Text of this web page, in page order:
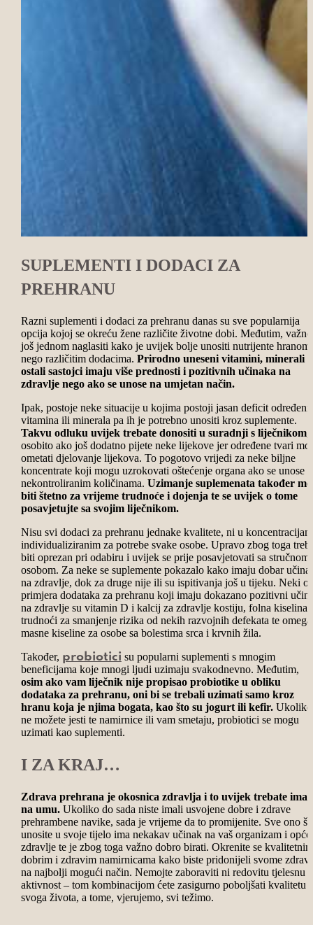
SUPLEMENTI I DODACI ZA
PREHRANU
Razni suplementi i dodaci za prehranu danas su sve popularnija
opcija kojoj se okreću žene različite životne dobi. Međutim,
još jednom naglasiti kako je uvijek bolje unositi nutrijente hranom
nego različitim dodacima. Prirodno uneseni vitamini, minerali i
ostali sastojci imaju više prednosti i pozitivnih učinaka na
zdravlje nego ako se unose na umjetan način.
Ipak, postoje neke situacije u kojima postoji jasan deficit
vitamina ili minerala pa ih je potrebno unositi kroz suplemente.
Takvu odluku uvijek trebate donositi u suradnji s liječnikom,
osobito ako još dodatno pijete neke lijekove jer određene tvari
ometati djelovanje lijekova. To pogotovo vrijedi za neke biljne
koncentrate koji mogu uzrokovati oštećenje organa ako se unose u
nekontroliranim količinama. Uzimanje suplemenata također
biti štetno za vrijeme trudnoće i dojenja te se uvijek o tome
posavjetujte sa svojim liječnikom.
Nisu svi dodaci za prehranu jednake kvalitete, ni u
individualiziranim za potrebe svake osobe. Upravo zbog toga
biti oprezan pri odabiru i uvijek se prije posavjetovati sa stručnom
osobom. Za neke se suplemente pokazalo kako imaju dobar
na zdravlje, dok za druge nije ili su ispitivanja još u tijeku. Neki
primjera dodataka za prehranu koji imaju dokazano pozitivni
na zdravlje su vitamin D i kalcij za zdravlje kostiju, folna kiselina
trudnoći za smanjenje rizika od nekih razvojnih defekata te
masne kiseline za osobe sa bolestima srca i krvnih žila.
Također, probiotici su popularni suplementi s mnogim
beneficijama koje mnogi ljudi uzimaju svakodnevno. Međutim,
osim ako vam liječnik nije propisao probiotike u obliku
dodataka za prehranu, oni bi se trebali uzimati samo kroz
hranu koja je njima bogata, kao što su jogurt ili kefir.Ukoliko
ne možete jesti te namirnice ili vam smetaju, probiotici se mogu
uzimati kao suplementi.
I ZA KRAJ…
Zdrava prehrana je okosnica zdravlja i to uvijek trebate imati
na umu.Ukoliko do sada niste imali usvojene dobre i zdrave
prehrambene navike, sada je vrijeme da to promijenite. Sve ono
unosite u svoje tijelo ima nekakav učinak na vaš organizam i opće
zdravlje te je zbog toga važno dobro birati. Okrenite se
dobrim i zdravim namirnicama kako biste pridonijeli svome
na najbolji mogući način. Nemojte zaboraviti ni redovitu tjelesnu
aktivnost – tom kombinacijom ćete zasigurno poboljšati kvalitetu
svoga života, a tome, vjerujemo, svi težimo.